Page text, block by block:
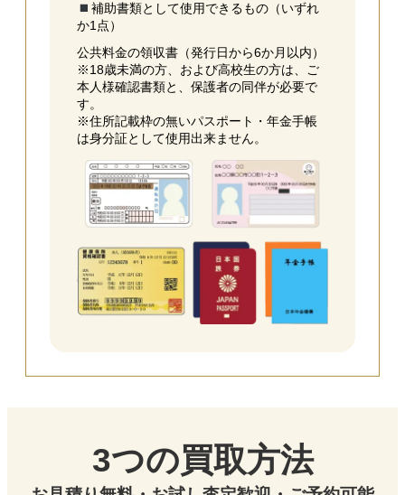
補助書類として使用できるもの（いずれ
か1点）
公共料金の領収書（発行日から6か月以内）
※18歳未満の方、および高校生の方は、ご
本⼈様確認書類と、保護者の同伴が必要で
す。
※住所記載枠の無いパスポート・年金手帳
は身分証として使用出来ません。
3つの買取方法